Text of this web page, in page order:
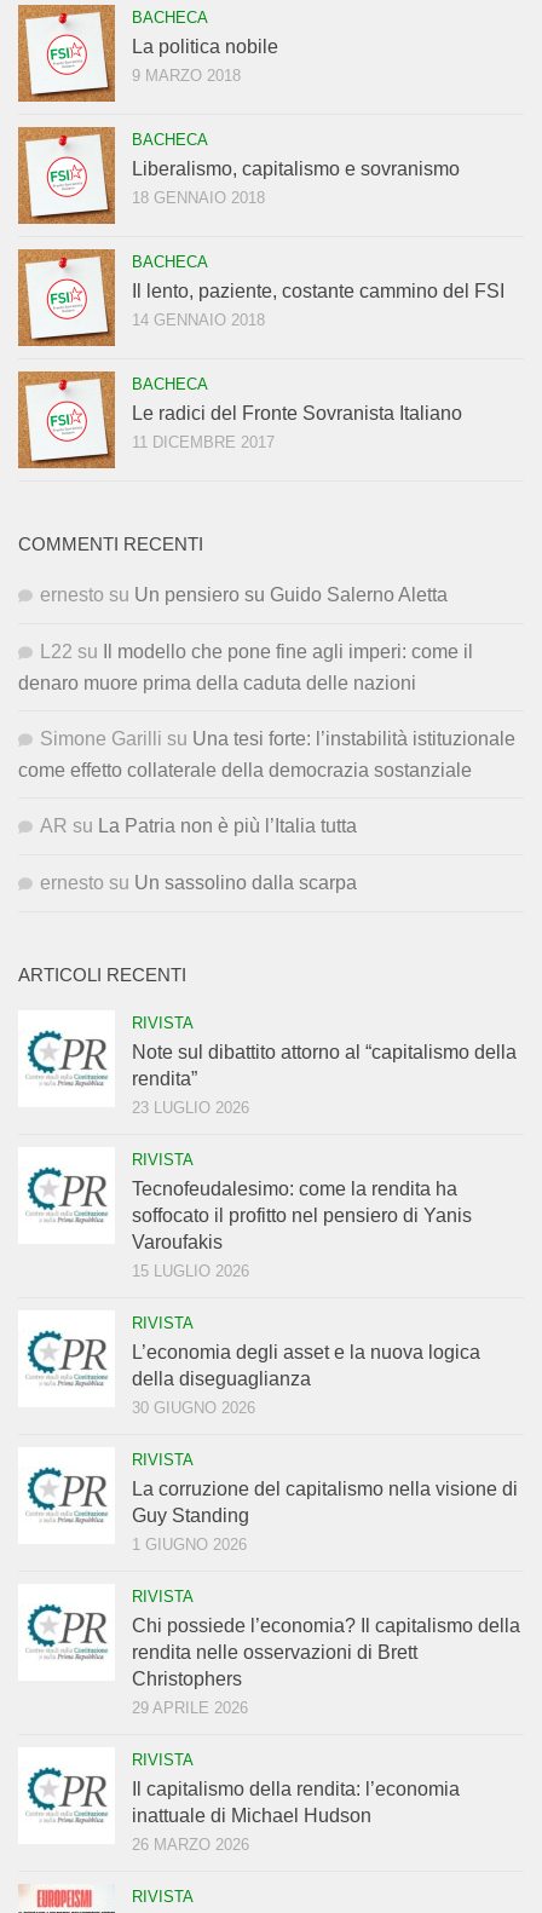
BACHECA
La politica nobile
9 MARZO 2018
BACHECA
Liberalismo, capitalismo e sovranismo
18 GENNAIO 2018
BACHECA
Il lento, paziente, costante cammino del FSI
14 GENNAIO 2018
BACHECA
Le radici del Fronte Sovranista Italiano
11 DICEMBRE 2017
COMMENTI RECENTI
ernesto su Un pensiero su Guido Salerno Aletta
L22 su
Il modello che pone fine agli imperi: come il
denaro muore prima della caduta delle nazioni
Simone Garilli su Una tesi forte: l’instabilità istituzionale
come effetto collaterale della democrazia sostanziale
AR su La Patria non è più l’Italia tutta
ernesto su Un sassolino dalla scarpa
ARTICOLI RECENTI
RIVISTA
Note sul dibattito attorno al “capitalismo della
rendita”
23 LUGLIO 2026
RIVISTA
Tecnofeudalesimo: come la rendita ha
soffocato il profitto nel pensiero di Yanis
Varoufakis
15 LUGLIO 2026
RIVISTA
L’economia degli asset e la nuova logica
della diseguaglianza
30 GIUGNO 2026
RIVISTA
La corruzione del capitalismo nella visione di
Guy Standing
1 GIUGNO 2026
RIVISTA
Chi possiede l’economia? Il capitalismo della
rendita nelle osservazioni di Brett
Christophers
29 APRILE 2026
RIVISTA
Il capitalismo della rendita: l’economia
inattuale di Michael Hudson
26 MARZO 2026
RIVISTA